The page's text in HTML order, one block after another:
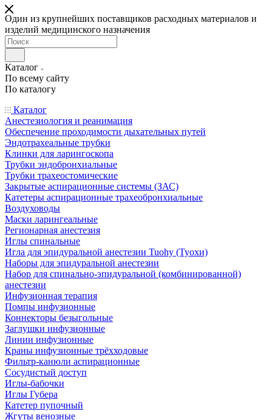
Один из крупнейших поставщиков расходных материалов и
изделий медицинского назначения
Каталог
По всему сайту
По каталогу
Каталог
Анестезиология и реанимация
Обеспечение проходимости дыхательных путей
Эндотрахеальные трубки
Клинки для ларингоскопа
Трубки эндобронхиальные
Трубки трахеостомические
Закрытые аспирационные системы (ЗАС)
Катетеры аспирационные трахеобронхиальные
Воздуховоды
Маски ларингеальные
Регионарная анестезия
Иглы спинальные
Игла для эпидуральной анестезии Tuohy (Туохи)
Наборы для эпидуральной анестезии
Набор для спинально-эпидуральной (комбинированной)
анестезии
Инфузионная терапия
Помпы инфузионные
Коннекторы безыгольные
Заглушки инфузионные
Линии инфузионные
Краны инфузионные трёхходовые
Фильтр-канюли аспирационные
Сосудистый доступ
Иглы-бабочки
Иглы Губера
Катетер пупочный
Жгуты венозные